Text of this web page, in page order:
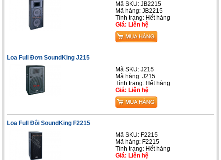
Mã SKU: JB2215
Mã hàng: JB2215
Tình trạng: Hết hàng
Giá: Liên hệ
Loa Full Đơn SoundKing J215
Mã SKU: J215
Mã hàng: J215
Tình trạng: Hết hàng
Giá: Liên hệ
Loa Full Đôi SoundKing F2215
Mã SKU: F2215
Mã hàng: F2215
Tình trạng: Hết hàng
Giá: Liên hệ